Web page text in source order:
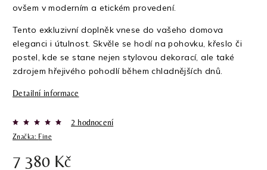
ovšem v moderním a etickém provedení.
Tento exkluzivní doplněk vnese do vašeho domova
eleganci i útulnost. Skvěle se hodí na pohovku, křeslo či
postel, kde se stane nejen stylovou dekorací, ale také
zdrojem hřejivého pohodlí během chladnějších dnů.
Detailní informace
Značka: Fine
2 hodnocení
7 380 Kč